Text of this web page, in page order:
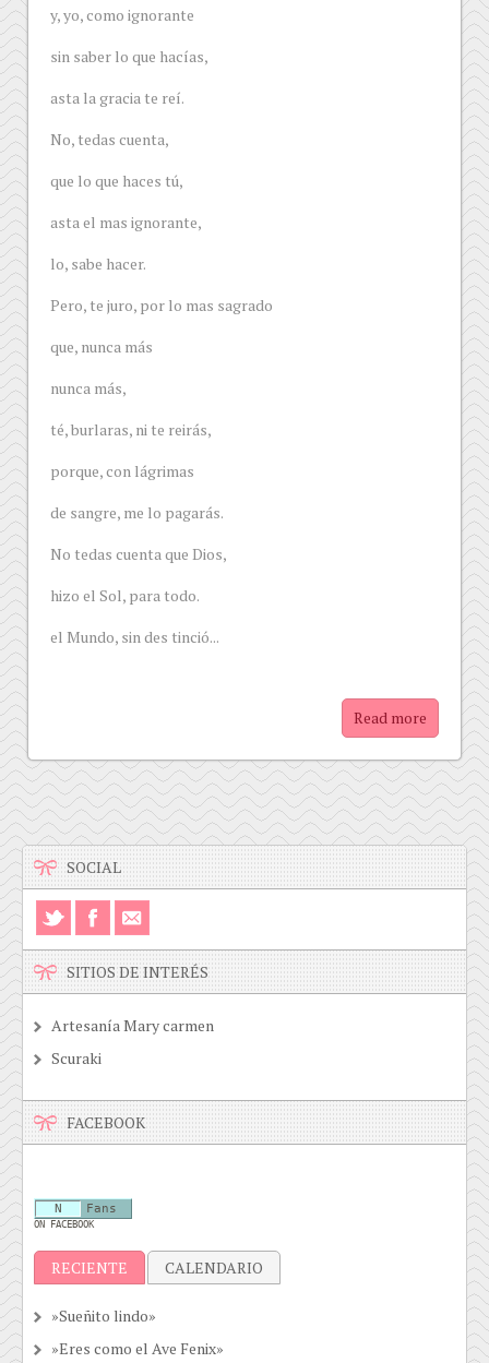
y, yo, como ignorante
sin saber lo que hacías,
asta la gracia te reí.
No, tedas cuenta,
que lo que haces tú,
asta el mas ignorante,
lo, sabe hacer.
Pero, te juro, por lo mas sagrado
que, nunca más
nunca más,
té, burlaras, ni te reirás,
porque, con lágrimas
de sangre, me lo pagarás.
No tedas cuenta que Dios,
hizo el Sol, para todo.
el Mundo, sin des tinció...
Read more
SOCIAL
SITIOS DE INTERÉS
Artesanía Mary carmen
Scuraki
FACEBOOK
N Fans
ON FACEBOOK
RECIENTE CALENDARIO
»Sueñito lindo»
»Eres como el Ave Fenix»